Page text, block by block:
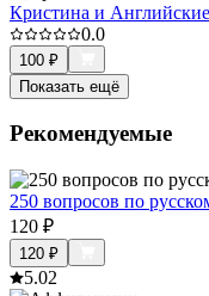
Кристина и
0.0
100 ₽
Показать ещё
Рекомендуемые
250 вопросов по
120 ₽
120 ₽
5.02